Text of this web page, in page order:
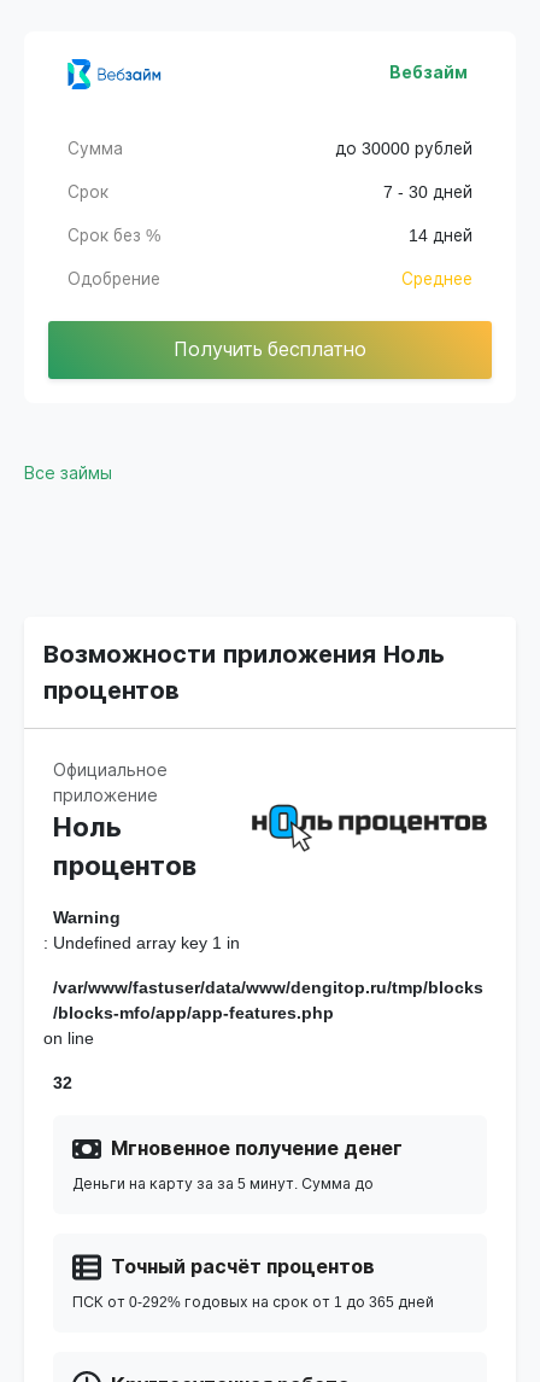
Вебзайм
Сумма до 30000 рублей
Срок 7 - 30 дней
Срок без % 14 дней
Одобрение Среднее
Получить бесплатно
Все займы
Возможности приложения Ноль
процентов
Официальное
приложение
Ноль
процентов
Warning
: Undefined array key 1 in
/var/www/fastuser/data/www/dengitop.ru/tmp/blocks
/blocks-mfo/app/app-features.php
on line
32
Мгновенное получение денег
Деньги на карту за за 5 минут. Сумма до
Точный расчёт процентов
ПСК от 0-292% годовых на срок от 1 до 365 дней